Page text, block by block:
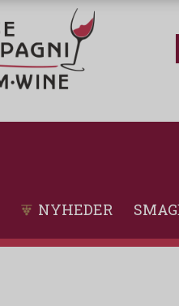
NYHEDER